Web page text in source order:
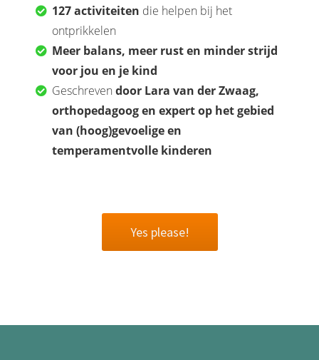
127 activiteiten die helpen bij het
ontprikkelen
Meer balans, meer rust en minder strijd
voor jou en je kind
Geschrevendoor Lara van der Zwaag,
orthopedagoog en expert op het gebied
van (hoog)gevoelige en
temperamentvolle kinderen
Yes please!